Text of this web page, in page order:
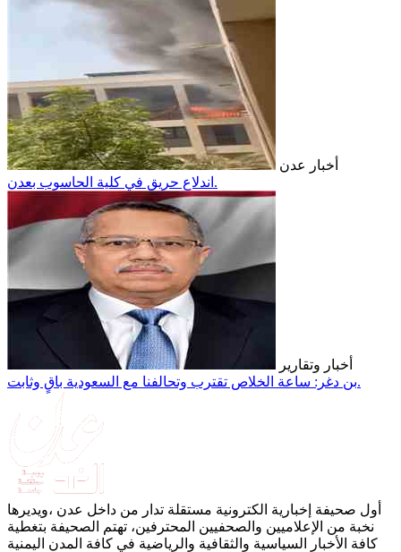
أخبار عدن
اندلاع حريق في كلية الحاسوب بعدن.
أخبار وتقارير
بن دغر: ساعة الخلاص تقترب وتحالفنا مع السعودية باقٍ وثابت.
أول صحيفة إخبارية الكترونية مستقلة تدار من داخل عدن ،ويديرها
نخبة من الإعلاميين والصحفيين المحترفين، تهتم الصحيفة بتغطية
كافة الأخبار السياسية والثقافية والرياضية في كافة المدن اليمنية